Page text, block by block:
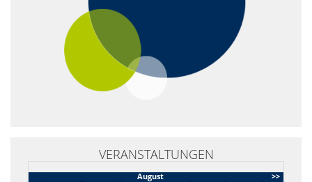
VERANSTALTUNGEN
>>
August